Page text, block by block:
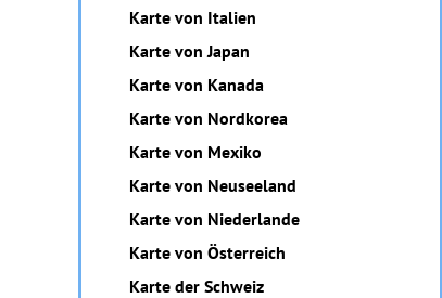
Karte von Italien
Karte von Japan
Karte von Kanada
Karte von Nordkorea
Karte von Mexiko
Karte von Neuseeland
Karte von Niederlande
Karte von Österreich
Karte der Schweiz